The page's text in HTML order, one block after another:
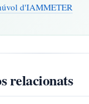
d'IAMMETER
relacionats